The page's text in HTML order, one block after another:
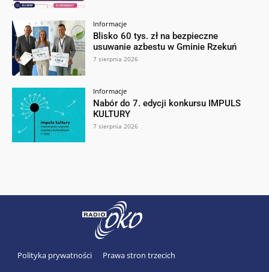
Informacje
Blisko 60 tys. zł na bezpieczne
usuwanie azbestu w Gminie Rzekuń
7 sierpnia 2026
Informacje
Nabór do 7. edycji konkursu IMPULS
KULTURY
7 sierpnia 2026
Polityka prywatności Prawa stron trzecich